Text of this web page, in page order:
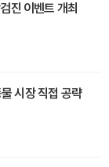
진 이벤트 개최
시장 직접 공략